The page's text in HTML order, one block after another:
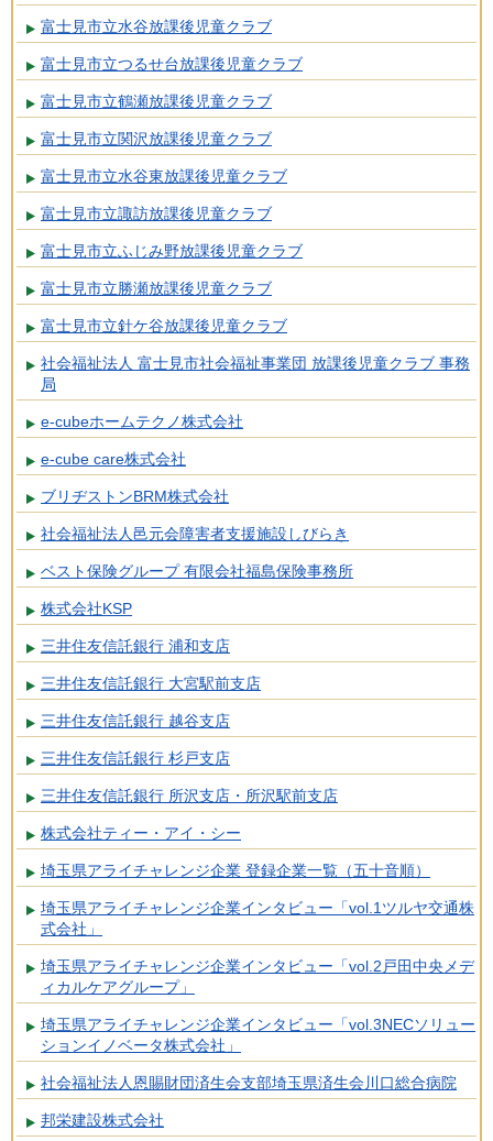
富士見市立水谷放課後児童クラブ
富士見市立つるせ台放課後児童クラブ
富士見市立鶴瀬放課後児童クラブ
富士見市立関沢放課後児童クラブ
富士見市立水谷東放課後児童クラブ
富士見市立諏訪放課後児童クラブ
富士見市立ふじみ野放課後児童クラブ
富士見市立勝瀬放課後児童クラブ
富士見市立針ケ谷放課後児童クラブ
社会福祉法人 富士見市社会福祉事業団 放課後児童クラブ 事務
局
e-cubeホームテクノ株式会社
e-cube care株式会社
ブリヂストンBRM株式会社
社会福祉法人邑元会障害者支援施設しびらき
ベスト保険グループ 有限会社福島保険事務所
株式会社KSP
三井住友信託銀行 浦和支店
三井住友信託銀行 大宮駅前支店
三井住友信託銀行 越谷支店
三井住友信託銀行 杉戸支店
三井住友信託銀行 所沢支店・所沢駅前支店
株式会社ティー・アイ・シー
埼玉県アライチャレンジ企業 登録企業一覧（五十音順）
埼玉県アライチャレンジ企業インタビュー「vol.1ツルヤ交通株
式会社」
埼玉県アライチャレンジ企業インタビュー「vol.2戸田中央メデ
ィカルケアグループ」
埼玉県アライチャレンジ企業インタビュー「vol.3NECソリュー
ションイノベータ株式会社」
社会福祉法人恩賜財団済生会支部埼玉県済生会川口総合病院
邦栄建設株式会社